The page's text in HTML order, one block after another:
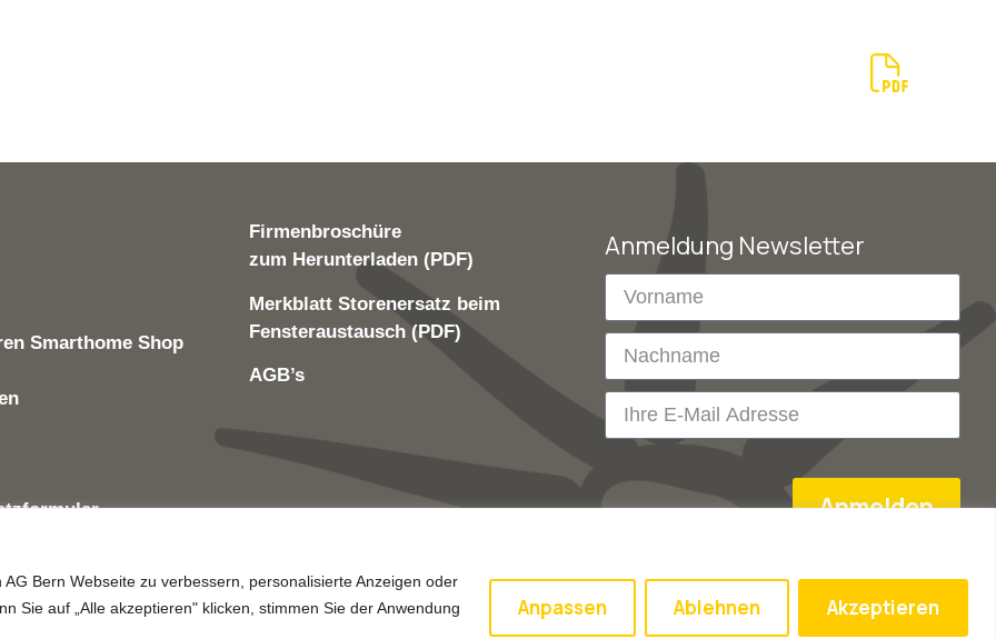
Bern Webseite zu verbessern, personalisierte Anzeigen oder
Sie auf „Alle akzeptieren" klicken, stimmen Sie der Anwendung
Anpassen Ablehnen Akzeptieren
Smarthome Shop
Firmenbroschüre
zum Herunterladen (PDF)
Merkblatt Storenersatz beim
Fensteraustausch (PDF)
AGB’s
Anmeldung Newsletter
Anmelden